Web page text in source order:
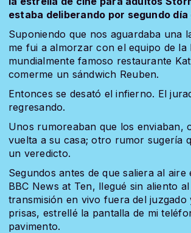
estaba deliberando por segundo
Suponiendo que nos aguardaba una
me fui a almorzar con el equipo de la
mundialmente famoso restaurante
comerme un sándwich Reuben.
Entonces se desató el infierno. El
regresando.
Unos rumoreaban que los enviaban,
vuelta a su casa; otro rumor sugería
un veredicto.
Segundos antes de que saliera al
BBC News at Ten, llegué sin aliento
transmisión en vivo fuera del juzgado
prisas, estrellé la pantalla de mi
pavimento.